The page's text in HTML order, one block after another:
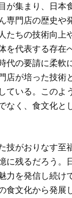
が集まり、日本
専門店の歴史や
たちの技術向上
を代表する存在
代の要請に柔軟
店が培った技術
ている。このよ
なく、食文化と
技がおりなす至
に残るだろう。
力を発信し続け
食文化から発展